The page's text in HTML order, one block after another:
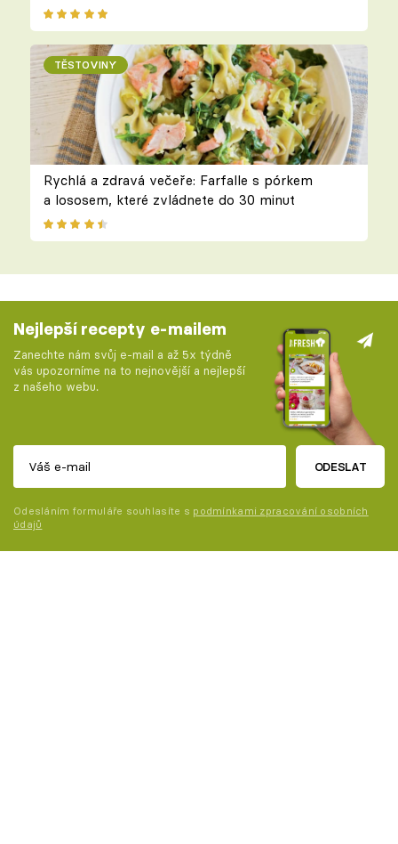
TĚSTOVINY
Rychlá a zdravá večeře: Farfalle s pórkem
a lososem, které zvládnete do 30 minut
Nejlepší recepty e-mailem
Zanechte nám svůj e-mail a až 5x týdně
vás upozorníme na to nejnovější a nejlepší
z našeho webu.
ODESLAT
Odesláním formuláře souhlasíte s podmínkami zpracování osobních
údajů